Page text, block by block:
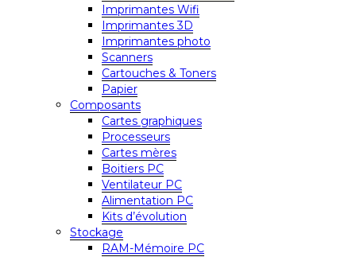
Imprimantes Wifi
Imprimantes 3D
Imprimantes photo
Scanners
Cartouches & Toners
Papier
Composants
Cartes graphiques
Processeurs
Cartes mères
Boitiers PC
Ventilateur PC
Alimentation PC
Kits d’évolution
Stockage
RAM-Mémoire PC